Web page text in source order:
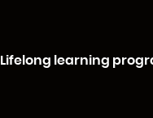
Lifelong learning